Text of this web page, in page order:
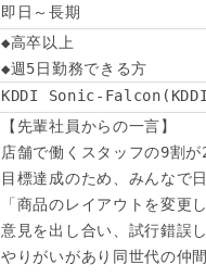
即日～長期
◆高卒以上
◆週5日勤務できる方
KDDI Sonic-Falcon(KDDI
【先輩社員からの一言】
店舗で働くスタッフの9割
目標達成のため、みんなで
「商品のレイアウトを変更
意見を出し合い、試行錯誤
やりがいがあり同世代の仲